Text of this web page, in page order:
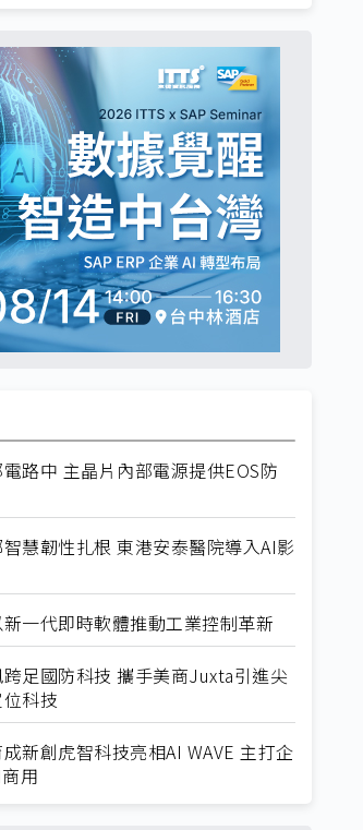
路中 主晶片內部電源提供EOS防
慧韌性扎根 東港安泰醫院導入AI影
一代即時軟體推動工業控制革新
足國防科技 攜手美商Juxta引進尖
科技
新創虎智科技亮相AI WAVE 主打企
用